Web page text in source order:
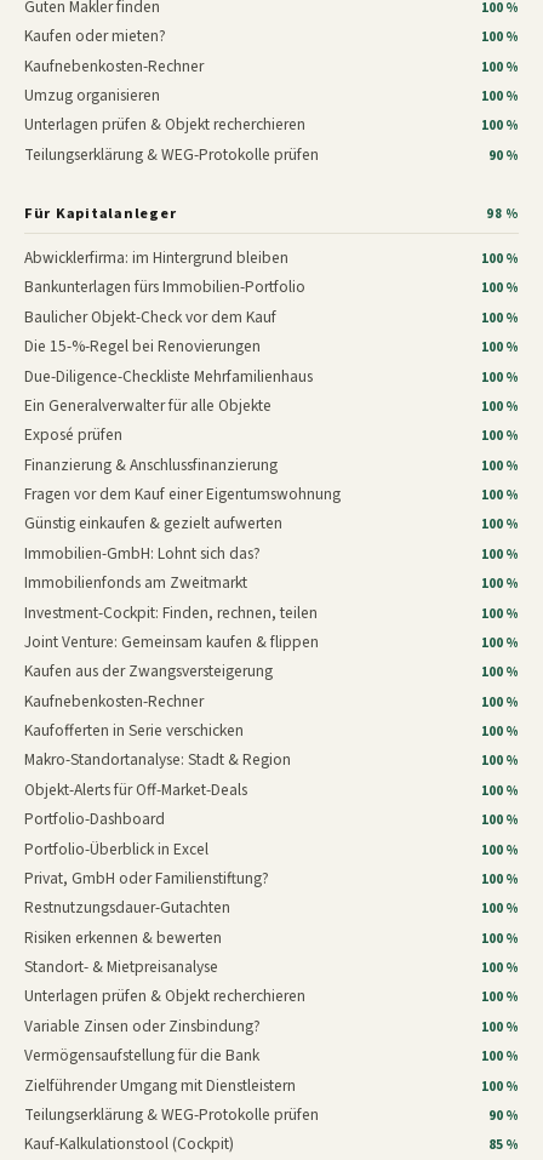
Guten Makler finden 100 %
Kaufen oder mieten? 100 %
Kaufnebenkosten-Rechner 100 %
Umzug organisieren 100 %
Unterlagen prüfen & Objekt recherchieren 100 %
Teilungserklärung & WEG-Protokolle prüfen 90 %
Für Kapitalanleger 98 %
Abwicklerfirma: im Hintergrund bleiben 100 %
Bankunterlagen fürs Immobilien-Portfolio 100 %
Baulicher Objekt-Check vor dem Kauf 100 %
Die 15-%-Regel bei Renovierungen 100 %
Due-Diligence-Checkliste Mehrfamilienhaus 100 %
Ein Generalverwalter für alle Objekte 100 %
Exposé prüfen 100 %
Finanzierung & Anschlussfinanzierung 100 %
Fragen vor dem Kauf einer Eigentumswohnung 100 %
Günstig einkaufen & gezielt aufwerten 100 %
Immobilien-GmbH: Lohnt sich das? 100 %
Immobilienfonds am Zweitmarkt 100 %
Investment-Cockpit: Finden, rechnen, teilen 100 %
Joint Venture: Gemeinsam kaufen & flippen 100 %
Kaufen aus der Zwangsversteigerung 100 %
Kaufnebenkosten-Rechner 100 %
Kaufofferten in Serie verschicken 100 %
Makro-Standortanalyse: Stadt & Region 100 %
Objekt-Alerts für Off-Market-Deals 100 %
Portfolio-Dashboard 100 %
Portfolio-Überblick in Excel 100 %
Privat, GmbH oder Familienstiftung? 100 %
Restnutzungsdauer-Gutachten 100 %
Risiken erkennen & bewerten 100 %
Standort- & Mietpreisanalyse 100 %
Unterlagen prüfen & Objekt recherchieren 100 %
Variable Zinsen oder Zinsbindung? 100 %
Vermögensaufstellung für die Bank 100 %
Zielführender Umgang mit Dienstleistern 100 %
Teilungserklärung & WEG-Protokolle prüfen 90 %
Kauf-Kalkulationstool (Cockpit) 85 %